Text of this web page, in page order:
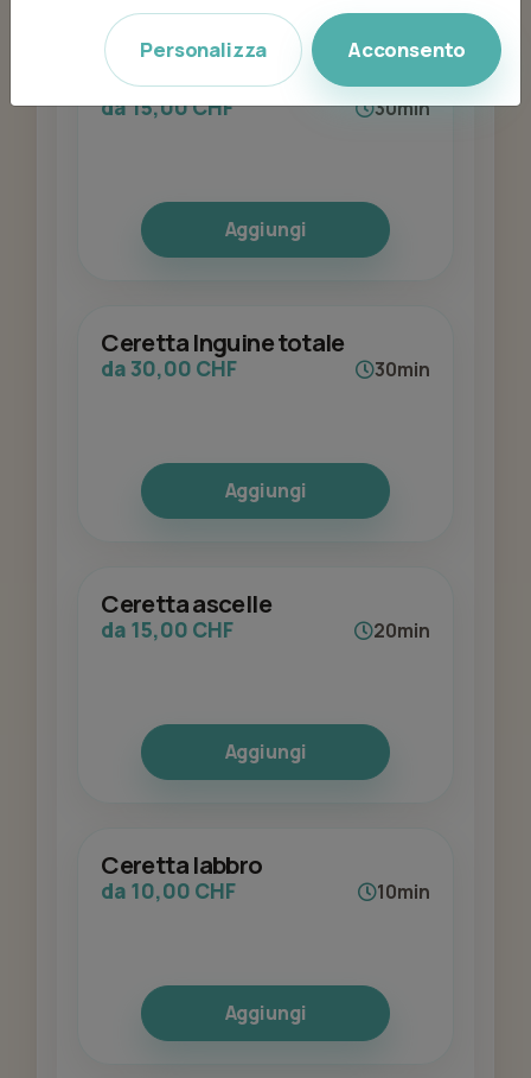
Ceretta Bikini
da 15,00 CHF 30min
Aggiungi
Ceretta Inguine totale
da 30,00 CHF 30min
Aggiungi
Ceretta ascelle
da 15,00 CHF 20min
Aggiungi
Ceretta labbro
da 10,00 CHF 10min
Aggiungi
Personalizza Acconsento